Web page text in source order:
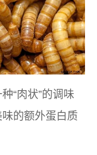
“肉状”的调味
的额外蛋白质